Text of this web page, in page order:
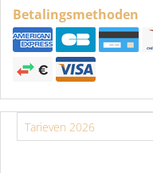
Betalingsmethoden